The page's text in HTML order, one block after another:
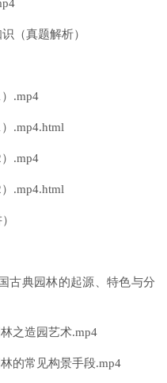
（真题解析）
.mp4
.mp4.html
.mp4
.mp4.html
典园林的起源、特色与分
造园艺术.mp4
常见构景手段.mp4